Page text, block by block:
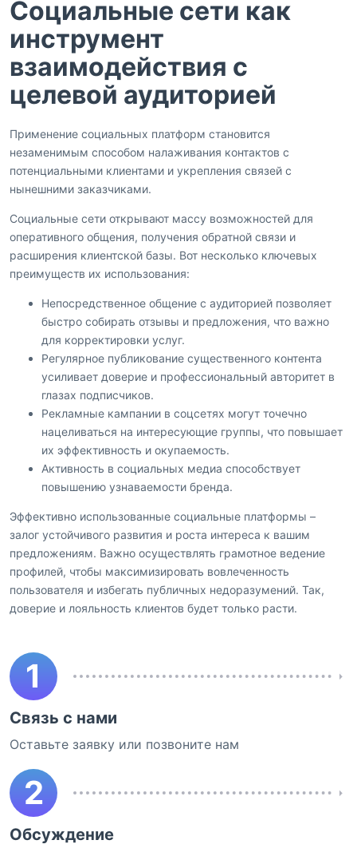
Социальные сети как
инструмент
взаимодействия с
целевой аудиторией
Применение социальных платформ становится
незаменимым способом налаживания контактов с
потенциальными клиентами и укрепления связей с
нынешними заказчиками.
Социальные сети открывают массу возможностей для
оперативного общения, получения обратной связи и
расширения клиентской базы. Вот несколько ключевых
преимуществ их использования:
Непосредственное общение с аудиторией позволяет
быстро собирать отзывы и предложения, что важно
для корректировки услуг.
Регулярное публикование существенного контента
усиливает доверие и профессиональный авторитет в
глазах подписчиков.
Рекламные кампании в соцсетях могут точечно
нацеливаться на интересующие группы, что повышает
их эффективность и окупаемость.
Активность в социальных медиа способствует
повышению узнаваемости бренда.
Эффективно использованные социальные платформы –
залог устойчивого развития и роста интереса к вашим
предложениям. Важно осуществлять грамотное ведение
профилей, чтобы максимизировать вовлеченность
пользователя и избегать публичных недоразумений. Так,
доверие и лояльность клиентов будет только расти.
1
Связь с нами
Оставьте заявку или позвоните нам
2
Обсуждение